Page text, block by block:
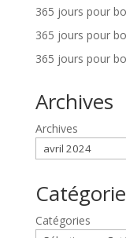
365 jours pour
365 jours pour
365 jours pour
Archives
Archives
Catégories